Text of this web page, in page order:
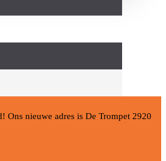
Ons nieuwe adres is De Trompet 2920